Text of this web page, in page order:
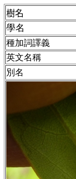
樹名
學名
種加詞譯義
英文名稱
別名